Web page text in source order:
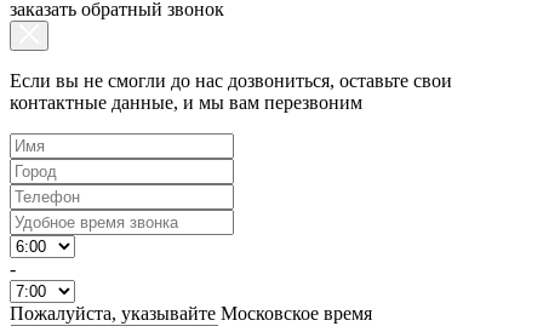
заказать обратный звонок
Если вы не смогли до нас дозвониться, оставьте свои
контактные данные, и мы вам перезвоним
-
Пожалуйста, указывайте Московское время